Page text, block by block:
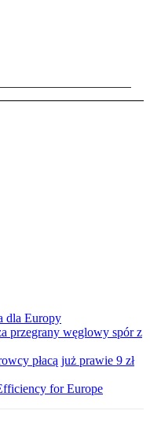
dla Europy
przegrany węglowy spór z
płacą już prawie 9 zł
for Europe